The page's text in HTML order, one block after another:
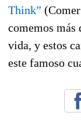
Think”
comemos más
vida, y estos
este famoso